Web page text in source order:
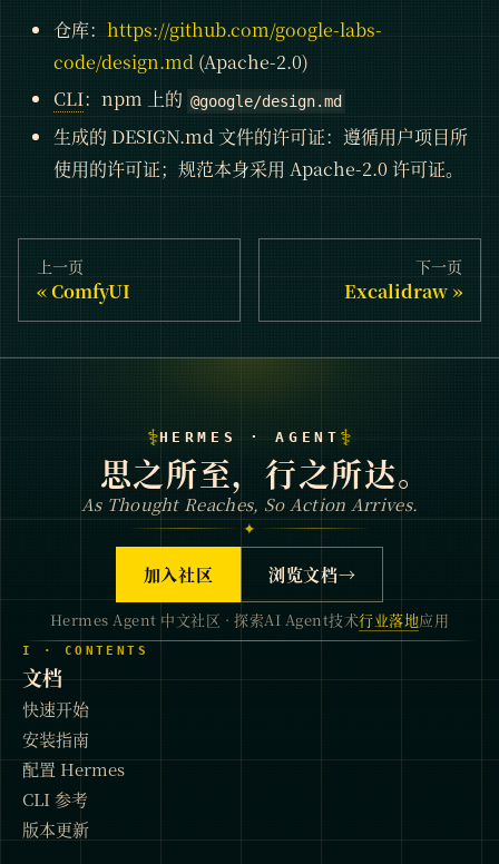
仓库： https://github.com/google-labs-
code/design.md (Apache-2.0)
CLI：npm 上的 @google/design.md
生成的 DESIGN.md 文件的许可证：遵循用户项目所
使用的许可证；规范本身采用 Apache-2.0 许可证。
上一页
ComfyUI
下一页
Excalidraw
⚕HERMES · AGENT ⚕
思之所至，行之所达。
As Thought Reaches, So Action Arrives.
✦
加入社区 浏览文档→
Hermes Agent 中文社区 · 探索AI Agent技术行业落地应用
I · CONTENTS
文档
快速开始
安装指南
配置 Hermes
CLI 参考
版本更新